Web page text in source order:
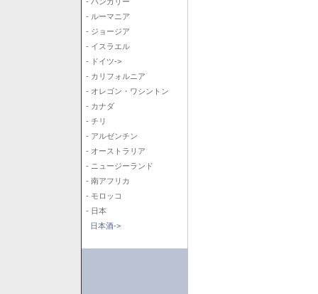
- ルーマニア
- ジョージア
- イスラエル
- ドイツ->
- カリフォルニア
- オレゴン・ワシントン
- カナダ
- チリ
- アルゼンチン
- オーストラリア
- ニュージーランド
- 南アフリカ
- モロッコ
- 日本
日本酒->